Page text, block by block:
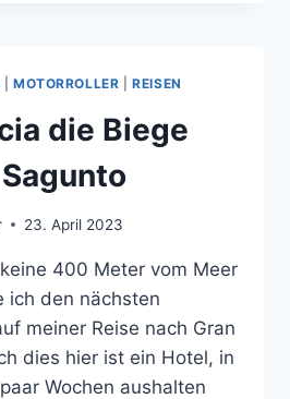
MOTORROLLER |REISEN
die Biege
23. April 2023
400 Meter vom Meer
ich den nächsten
meiner Reise nach Gran
dies hier ist ein Hotel, in
Wochen aushalten